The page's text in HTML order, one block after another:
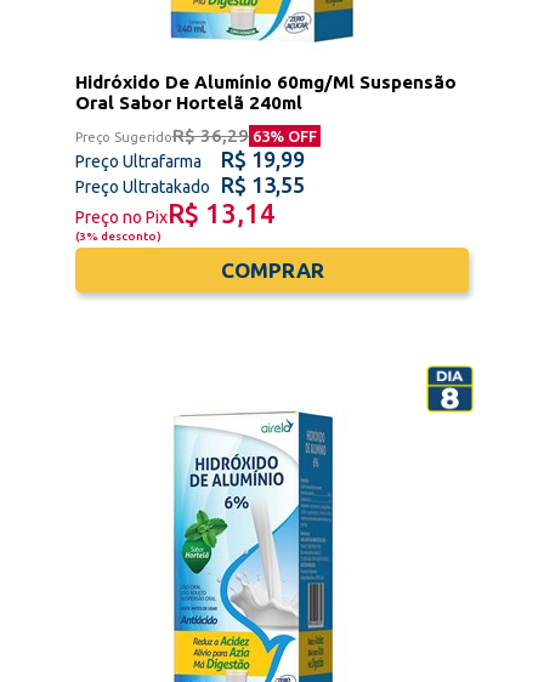
Hidróxido De Alumínio 60mg/Ml Suspensão
Oral Sabor Hortelã 240ml
Preço SugeridoR$ 36,29 63% OFF
Preço Ultrafarma R$ 19,99
Preço Ultratakado R$ 13,55
Preço no PixR$ 13,14
(3% desconto)
COMPRAR